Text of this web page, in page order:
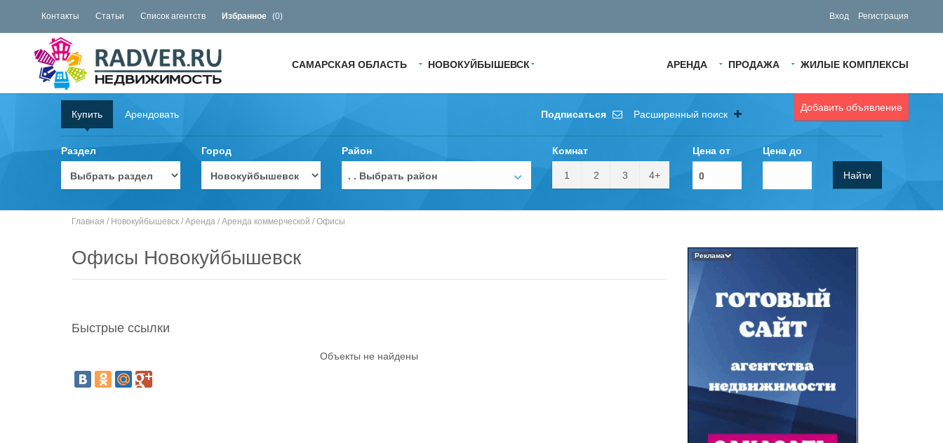
Контакты Статьи Список агентств Избранное (0) Вход Регистрация
АРЕНДА ПРОДАЖА ЖИЛЫЕ КОМПЛЕКСЫ
САМАРСКАЯ ОБЛАСТЬ НОВОКУЙБЫШЕВСК
Добавить объявление
Купить Арендовать Подписаться Расширенный поиск
Раздел Город Район
. . Выбрать район
Комнат
1 2 3 4+
Цена от Цена до
Найти
Главная / Новокуйбышевск / Аренда / Аренда коммерческой / Офисы
Офисы Новокуйбышевск
Быстрые ссылки
Объекты не найдены
Реклама